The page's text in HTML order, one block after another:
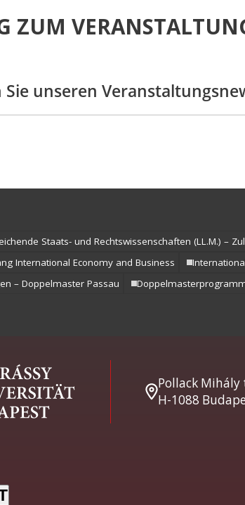
ZUM
Sie unseren
Staats- und Rechtswissenschaften (LL.M.) –
International Economy and Business
– Doppelmaster Passau
Pollack Mihály
H-1088